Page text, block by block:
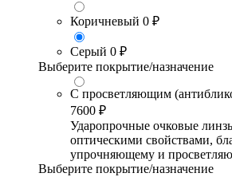
Коричневый 0 ₽
Серый 0 ₽
Выберите покрытие/назначение
С просветляющим
7600 ₽
Ударопрочные очковые
оптическими свойствами,
упрочняющему и
Выберите покрытие/назначение